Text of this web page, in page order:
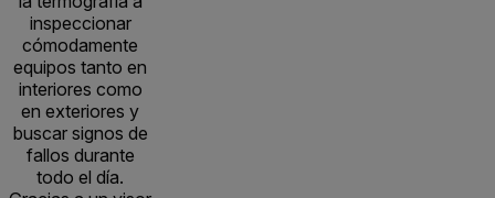
inspeccionar
cómodamente
equipos tanto en
interiores como
en exteriores y
buscar signos de
fallos durante
todo el día.